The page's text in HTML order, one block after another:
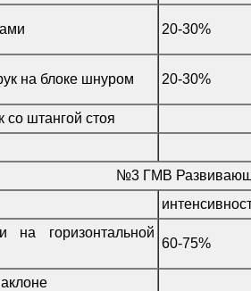
20-30%
на блоке шнуром 20-30%
со штангой стоя
№3 ГМВ
на горизонтальной
60-75%